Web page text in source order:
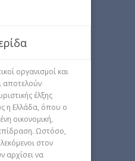
οργανισμοί και
αποτελούν
έλξης
η Ελλάδα, όπου ο
οικονομική,
επίδραση. Ωστόσο,
στον
αρχίσει να